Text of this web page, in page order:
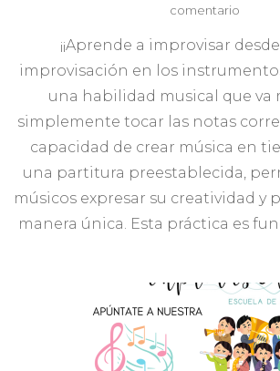
comentarioen
Online
para
¡¡Aprende a improvisar
improvisación en los
una habilidad musical que va
simplemente tocar las notas
capacidad de crear música en
una partitura preestablecida,
músicos expresar su creatividad y
manera única. Esta práctica es